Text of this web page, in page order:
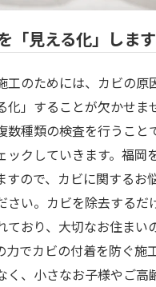
「見える化」します
工のためには、カビの原
化」することが欠かせま
数種類の検査を行うこと
ックしていきます。福岡
すので、カビに関するお
い。カビを除去するだ
ており、大切なお住まい
力でカビの付着を防ぐ施
く、小さなお子様やご高